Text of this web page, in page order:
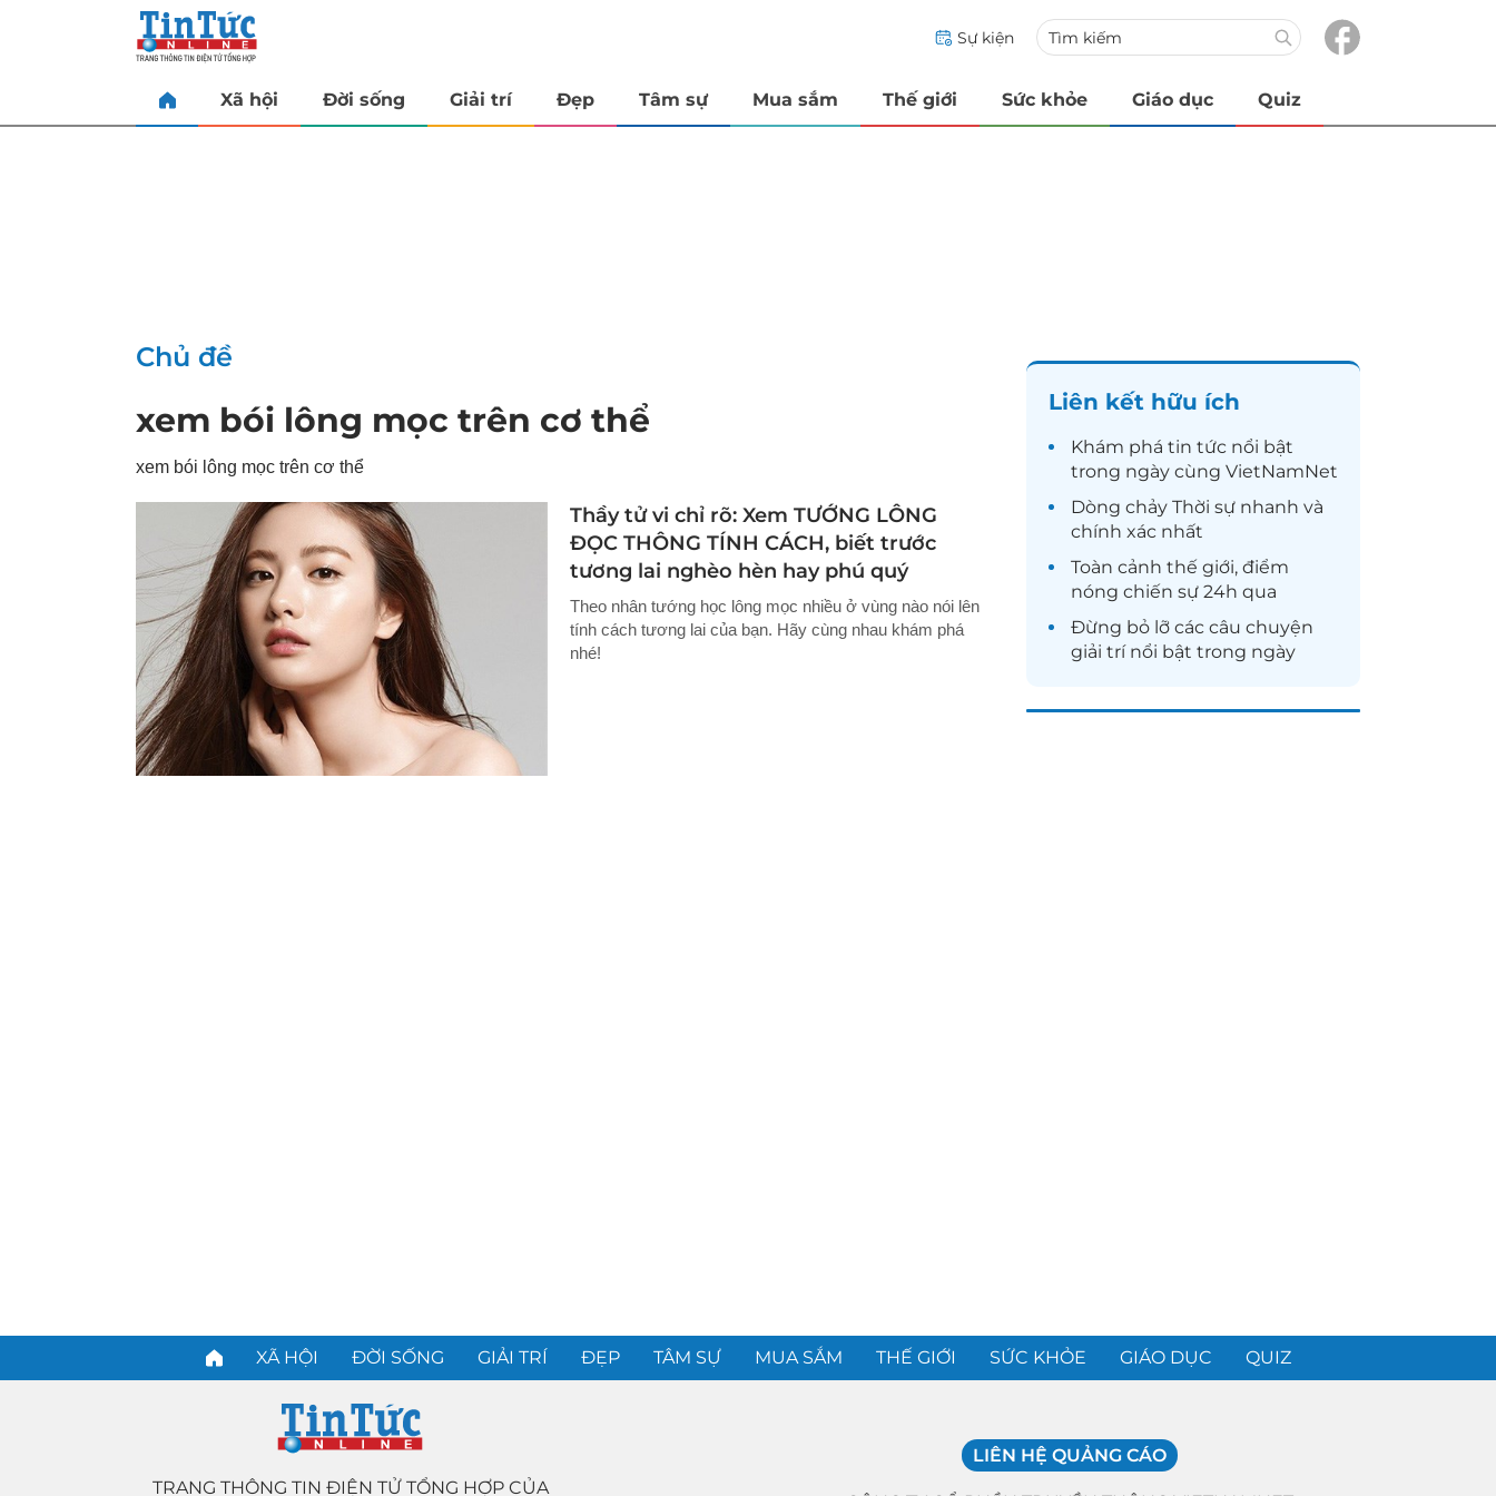
Sự kiện
Xã hội Đời sống Giải trí Đẹp Tâm sự Mua sắm Thế giới Sức khỏe Giáo dục Quiz
Chủ đề
xem bói lông mọc trên cơ thể
xem bói lông mọc trên cơ thể
Thầy tử vi chỉ rõ: Xem TƯỚNG LÔNG
ĐỌC THÔNG TÍNH CÁCH, biết trước
tương lai nghèo hèn hay phú quý
Theo nhân tướng học lông mọc nhiều ở vùng nào nói lên
tính cách tương lai của bạn. Hãy cùng nhau khám phá
nhé!
Liên kết hữu ích
Khám phá tin tức nổi bật
trong ngày cùng VietNamNet
Dòng chảy Thời sự nhanh và
chính xác nhất
Toàn cảnh thế giới, điểm
nóng chiến sự 24h qua
Đừng bỏ lỡ các câu chuyện
giải trínổi bật trong ngày
XÃ HỘI ĐỜI SỐNG GIẢI TRÍ ĐẸP TÂM SỰ MUA SẮM THẾ GIỚI SỨC KHỎE GIÁO DỤC QUIZ
TRANG THÔNG TIN ĐIỆN TỬ TỔNG HỢP CỦA
LIÊN HỆ QUẢNG CÁO